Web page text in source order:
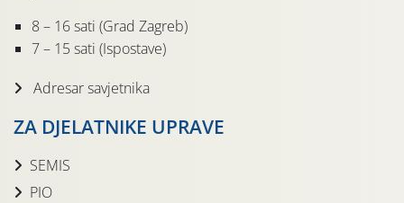
8 – 16 sati (Grad Zagreb)
7 – 15 sati (Ispostave)
Adresar savjetnika
ZA DJELATNIKE UPRAVE
SEMIS
PIO